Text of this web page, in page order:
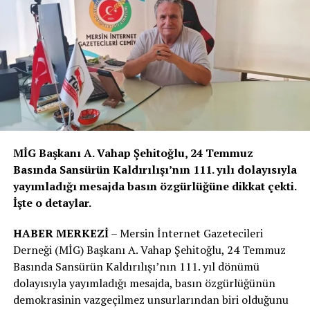
tek tek değerlendirildi. Siteler Birliği temsilcileri,
vatandaşlardan gelen talepleri Kaymakam Tetikoğlu’na
aktarırken, bölgede yaşam kalitesini artıracak öneriler
de sundu.
Görüşmede kamu kurumları ile sivil toplum
kuruluşlarının ortak hareket etmesinin ilçeye önemli
katkılar sağlayacağına dikkat çekildi.
Sahil Yolunda Yaya Geçişleri
Zorlaşıyor
sahil bandındaki yoğunluk geldi. Yaz sezonunda binlerce
kişinin kullandığı yürüyüş yollarında seyyar satıcılar ile
bazı işletmelerin yaya alanlarını işgal ettiği ifade edildi.
Bu durumun hem geçişleri zorlaştırdığı hem de görüntü
MİG Başkanı A. Vahap Şehitoğlu, 24 Temmuz
Basında Sansürün Kaldırılışı’nın 111. yılı dolayısıyla
yayımladığı mesajda basın özgürlüğüne dikkat çekti.
İşte o detaylar.
HABER MERKEZİ– Mersin İnternet Gazetecileri
Derneği (MİG) Başkanı A. Vahap Şehitoğlu, 24 Temmuz
Basında Sansürün Kaldırılışı’nın 111. yıl dönümü
dolayısıyla yayımladığı mesajda, basın özgürlüğünün
demokrasinin vazgeçilmez unsurlarından biri olduğunu